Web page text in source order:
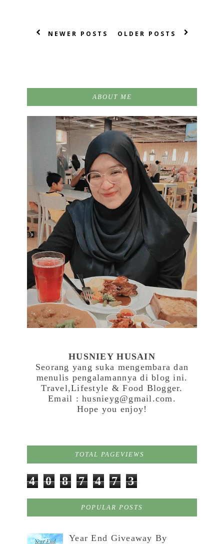
NEWER POSTS OLDER POSTS
ABOUT ME
HUSNIEY HUSAIN
Seorang yang suka mengembara dan
menulis pengalamannya di blog ini.
Travel,Lifestyle & Food Blogger.
Email : husnieyg@gmail.com.
Hope you enjoy!
TOTAL PAGEVIEWS
4 0 8 7 4 7 3
POPULAR POSTS
Year End Giveaway By